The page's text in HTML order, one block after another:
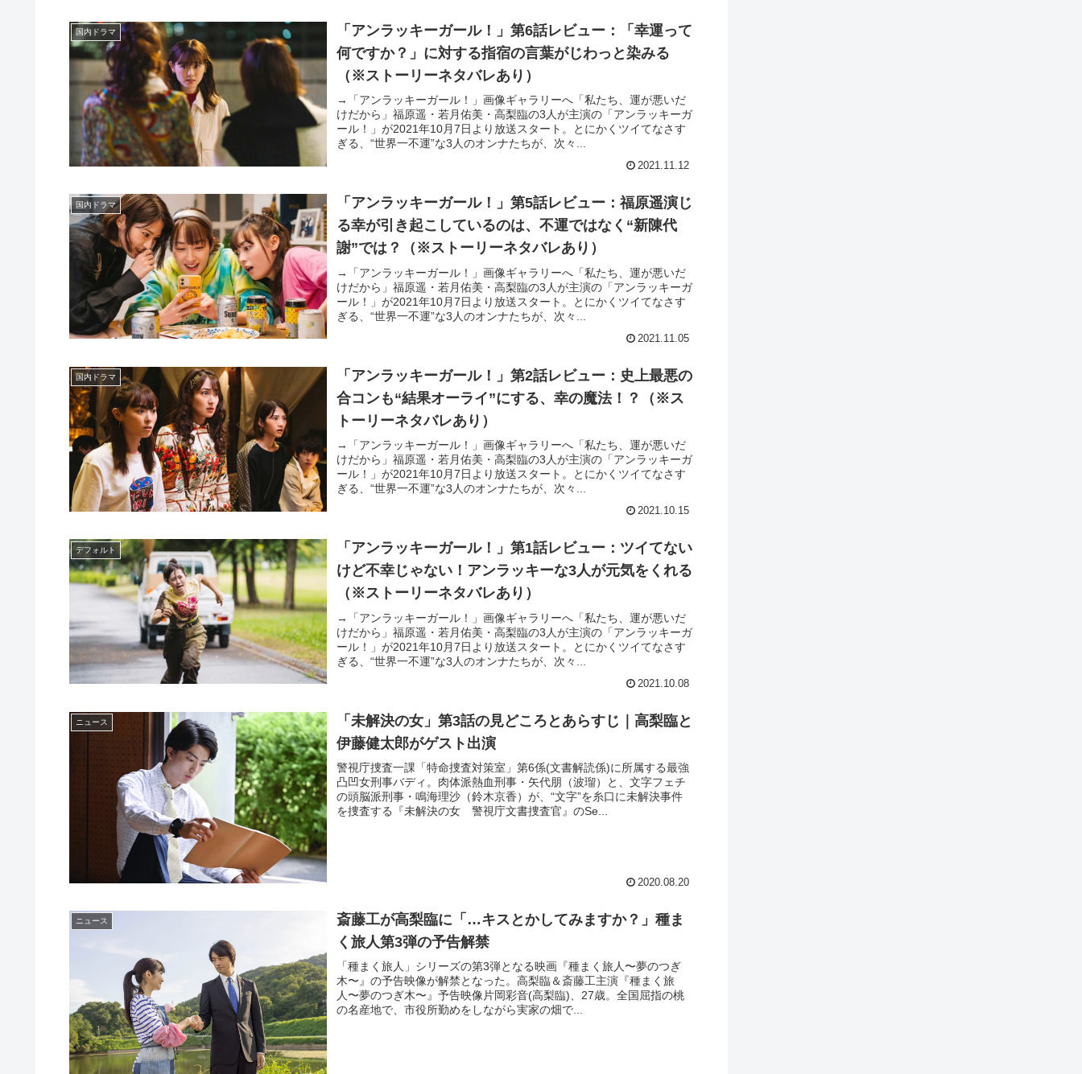
国内ドラマ
「アンラッキーガール！」第6話レビュー：「幸運って
何ですか？」に対する指宿の言葉がじわっと染みる
（※ストーリーネタバレあり）
→「アンラッキーガール！」画像ギャラリーへ「私たち、運が悪いだ
けだから」福原遥・若月佑美・高梨臨の3人が主演の「アンラッキーガ
ール！」が2021年10月7日より放送スタート。とにかくツイてなさす
ぎる、“世界一不運”な3人のオンナたちが、次々...
2021.11.12
国内ドラマ
「アンラッキーガール！」第5話レビュー：福原遥演じ
る幸が引き起こしているのは、不運ではなく“新陳代
謝”では？（※ストーリーネタバレあり）
→「アンラッキーガール！」画像ギャラリーへ「私たち、運が悪いだ
けだから」福原遥・若月佑美・高梨臨の3人が主演の「アンラッキーガ
ール！」が2021年10月7日より放送スタート。とにかくツイてなさす
ぎる、“世界一不運”な3人のオンナたちが、次々...
2021.11.05
国内ドラマ
「アンラッキーガール！」第2話レビュー：史上最悪の
合コンも“結果オーライ”にする、幸の魔法！？（※ス
トーリーネタバレあり）
→「アンラッキーガール！」画像ギャラリーへ「私たち、運が悪いだ
けだから」福原遥・若月佑美・高梨臨の3人が主演の「アンラッキーガ
ール！」が2021年10月7日より放送スタート。とにかくツイてなさす
ぎる、“世界一不運”な3人のオンナたちが、次々...
2021.10.15
デフォルト
「アンラッキーガール！」第1話レビュー：ツイてない
けど不幸じゃない！アンラッキーな3人が元気をくれる
（※ストーリーネタバレあり）
→「アンラッキーガール！」画像ギャラリーへ「私たち、運が悪いだ
けだから」福原遥・若月佑美・高梨臨の3人が主演の「アンラッキーガ
ール！」が2021年10月7日より放送スタート。とにかくツイてなさす
ぎる、“世界一不運”な3人のオンナたちが、次々...
2021.10.08
ニュース
「未解決の女」第3話の見どころとあらすじ｜高梨臨と
伊藤健太郎がゲスト出演
警視庁捜査一課「特命捜査対策室」第6係(文書解読係)に所属する最強
凸凹女刑事バディ。肉体派熱血刑事・矢代朋（波瑠）と、文字フェチ
の頭脳派刑事・鳴海理沙（鈴木京香）が、“文字”を糸口に未解決事件
を捜査する『未解決の女 警視庁文書捜査官』のSe...
2020.08.20
ニュース
斎藤工が高梨臨に「…キスとかしてみますか？」種ま
く旅人第3弾の予告解禁
「種まく旅人」シリーズの第3弾となる映画『種まく旅人〜夢のつぎ
木〜』の予告映像が解禁となった。高梨臨＆斎藤工主演『種まく旅
人〜夢のつぎ木〜』予告映像片岡彩音(高梨臨)、27歳。全国屈指の桃
の名産地で、市役所勤めをしながら実家の畑で...